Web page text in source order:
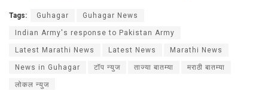
Tags: Guhagar Guhagar News
Indian Army's response to Pakistan Army
Latest Marathi News Latest News Marathi News
News in Guhagar टॉप न्युज ताज्या बातम्या मराठी बातम्या
लोकल न्युज